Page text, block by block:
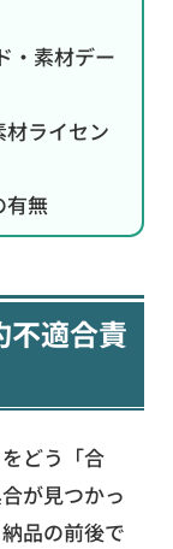
・素材デー
ライセン
有無
不適合責
どう「合
が見つかっ
品の前後で